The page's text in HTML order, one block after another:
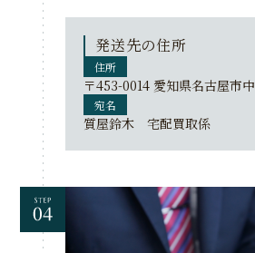
発送先の住所
住所
〒453-0014 愛知県名古屋市
宛名
質屋鈴木 宅配買取係